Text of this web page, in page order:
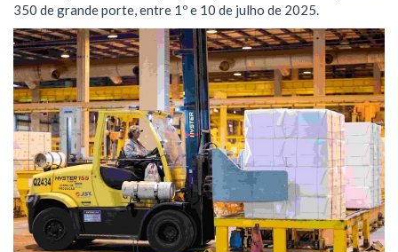
350 de grande porte, entre 1º e 10 de julho de 2025.